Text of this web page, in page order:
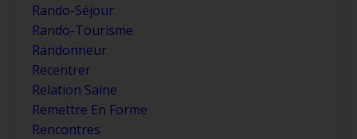
Rando-Séjour
Rando-Tourisme
Randonneur
Recentrer
Relation Saine
Remettre En Forme
Rencontres